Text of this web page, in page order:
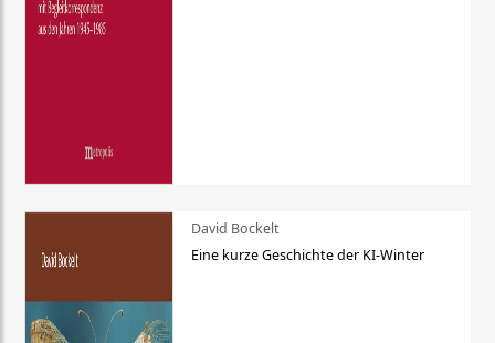
David Bockelt
Eine kurze Geschichte der KI-Winter